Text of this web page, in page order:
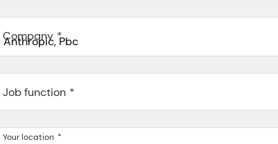
Company
548 Market St Pmb 90375, San Francisco, California, US
Job function
Your location